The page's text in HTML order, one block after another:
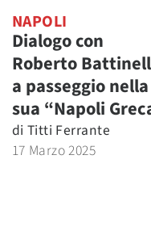
NAPOLI
Dialogo con
Roberto
a passeggio nella
sua “Napoli
di Titti Ferrante
17 Marzo 2025